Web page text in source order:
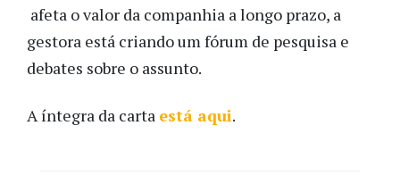
afeta o valor da companhia a longo prazo, a
gestora está criando um fórum de pesquisa e
debates sobre o assunto.
A íntegra da carta está aqui.